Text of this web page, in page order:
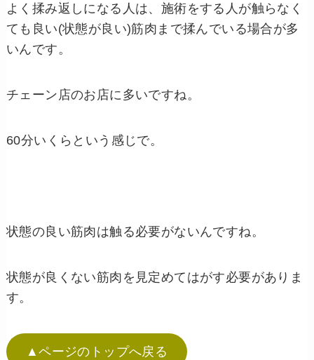
よく揉み返しになる人は、施術をする人が触らなく
ても良い(状態が良い)筋肉まで揉んでいる場合が多
いんです。
チェーン店のお店に多いですね。
60分いくらという感じで。
状態の良い筋肉は触る必要がないんですね。
状態が良くない筋肉を見定めてはがす必要がありま
す。
▲ページのトップへ戻る